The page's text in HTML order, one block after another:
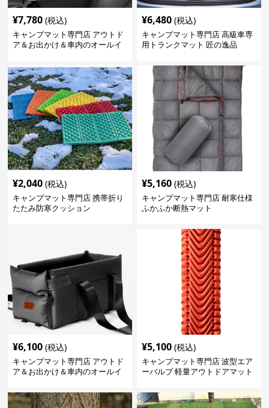
¥7,780 (税込)
キャンプマット専門店 アウトド
ア＆お出かけ＆車内のオールイ
¥6,480 (税込)
キャンプマット専門店 高級車専
用トランクマット 匠の逸品
¥2,040 (税込)
キャンプマット専門店 携帯折り
たたみ防寒クッション
¥5,160 (税込)
キャンプマット専門店 耐寒仕様
ふかふか断熱マット
¥6,100 (税込)
キャンプマット専門店 アウトド
ア＆お出かけ＆車内のオールイ
¥5,100 (税込)
キャンプマット専門店 波型エア
ーバルブ 軽量アウトドアマット